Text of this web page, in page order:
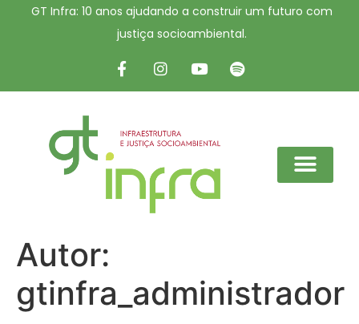
GT Infra: 10 anos ajudando a construir um futuro com
justiça socioambiental.
Autor:
gtinfra_administrador